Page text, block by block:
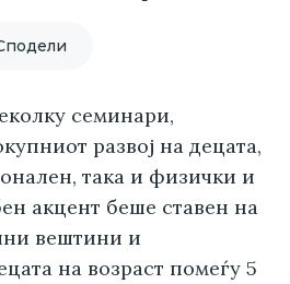
семинари,
развој на децата,
така и физички и
акцент беше ставен на
вештини и
на возраст помеѓу 5